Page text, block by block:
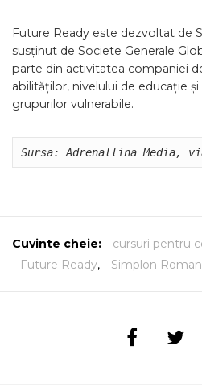
Future Ready este dezvoltat de
susținut de Societe Generale
parte din activitatea companiei
abilităților, nivelului de educație
grupurilor vulnerabile.
Sursa: Adrenallina Media,
Cuvinte cheie: cursuri pentru
Future Ready, Simplon